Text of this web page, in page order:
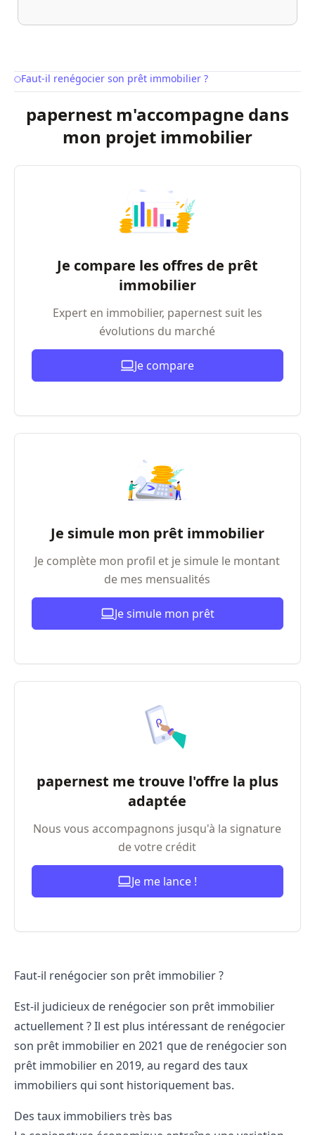
Table of Contents
Faut-il renégocier son prêt immobilier ?
papernest m'accompagne dans
mon projet immobilier
Je compare les offres de prêt
immobilier
Expert en immobilier, papernest suit les
évolutions du marché
Je compare
Je simule mon prêt immobilier
Je complète mon profil et je simule le montant
de mes mensualités
Je simule mon prêt
papernest me trouve l'offre la plus
adaptée
Nous vous accompagnons jusqu'à la signature
de votre crédit
Je me lance !
Faut-il renégocier son prêt immobilier ?
Est-il judicieux de renégocier son prêt immobilier
actuellement ? Il est plus intéressant de renégocier
son prêt immobilier en 2021 que de renégocier son
prêt immobilier en 2019, au regard des taux
immobiliers qui sont historiquement bas.
Des taux immobiliers très bas